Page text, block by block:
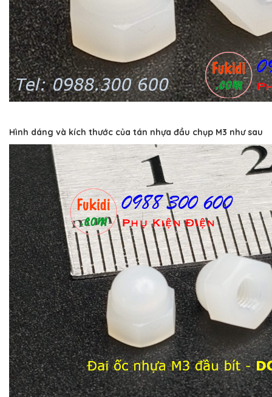
Hình dáng và kích thước của tán nhựa đầu chụp M3 như sau